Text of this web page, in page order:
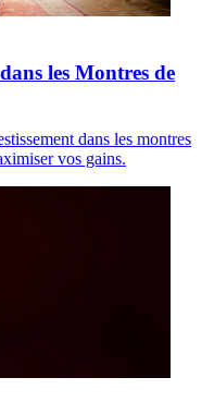
les Montres de
dans les montres
vos gains.